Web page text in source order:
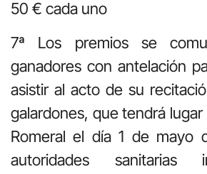
50 € cada uno
7ª Los premios se
ganadores con antelación
asistir al acto de su
galardones, que tendrá
Romeral el día 1 de mayo
autoridades sanitarias